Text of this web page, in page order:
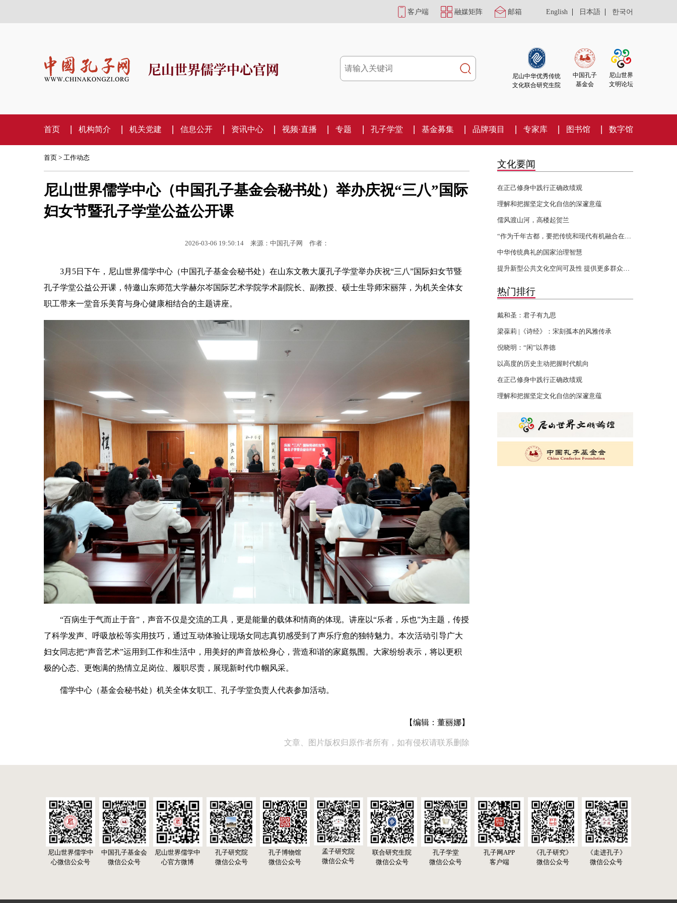
客户端 融媒矩阵 邮箱 English | 日本語 | 한국어
尼山世界儒学中心官网
尼山中华优秀传统
文化联合研究生院
中国孔子
基金会
尼山世界
文明论坛
首页 机构简介 机关党建 信息公开 资讯中心 视频·直播 专题 孔子学堂 基金募集 品牌项目 专家库 图书馆 数字馆
首页 > 工作动态
尼山世界儒学中心（中国孔子基金会秘书处）举办庆祝“三八”国际
妇女节暨孔子学堂公益公开课
2026-03-06 19:50:14 来源：中国孔子网 作者：
3月5日下午，尼山世界儒学中心（中国孔子基金会秘书处）在山东文教大厦孔子学堂举办庆祝“三八”国际妇女节暨
孔子学堂公益公开课，特邀山东师范大学赫尔岑国际艺术学院学术副院长、副教授、硕士生导师宋丽萍，为机关全体女
职工带来一堂音乐美育与身心健康相结合的主题讲座。
“百病生于气而止于音”，声音不仅是交流的工具，更是能量的载体和情商的体现。讲座以“乐者，乐也”为主题，传授
了科学发声、呼吸放松等实用技巧，通过互动体验让现场女同志真切感受到了声乐疗愈的独特魅力。本次活动引导广大
妇女同志把“声音艺术”运用到工作和生活中，用美好的声音放松身心，营造和谐的家庭氛围。大家纷纷表示，将以更积
极的心态、更饱满的热情立足岗位、履职尽责，展现新时代巾帼风采。
儒学中心（基金会秘书处）机关全体女职工、孔子学堂负责人代表参加活动。
【编辑：董丽娜】
文章、图片版权归原作者所有，如有侵权请联系删除
文化要闻
在正己修身中践行正确政绩观
理解和把握坚定文化自信的深邃意蕴
儒风渡山河，高楼起贺兰
中华传统典礼的国家治理智慧
热门排行
戴和圣：君子有九思
梁葆莉 |《诗经》：宋刻孤本的风雅传承
倪晓明：“闲”以养德
以高度的历史主动把握时代航向
在正己修身中践行正确政绩观
理解和把握坚定文化自信的深邃意蕴
尼山世界儒学中
心微信公众号
中国孔子基金会
微信公众号
尼山世界儒学中
心官方微博
孔子研究院
微信公众号
孔子博物馆
微信公众号
孟子研究院
微信公众号
联合研究生院
微信公众号
孔子学堂
微信公众号
孔子网APP
客户端
《孔子研究》
微信公众号
《走进孔子》
微信公众号